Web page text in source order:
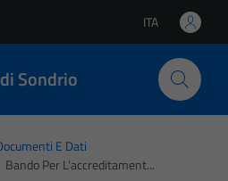
Lingua attiva:
ITA
Sondrio
E Dati
Bando Per L'accreditament...